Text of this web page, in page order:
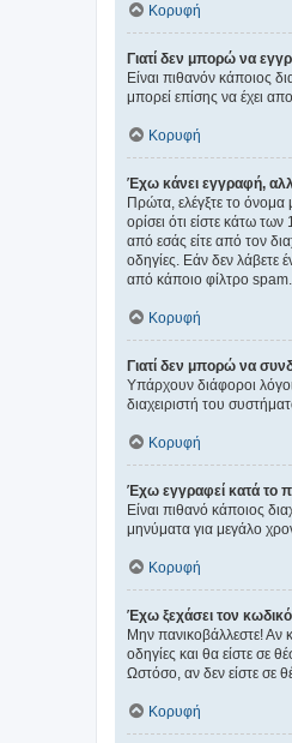
Κορυφή
Γιατί δεν μπορώ να
Είναι πιθανόν κάποιος
μπορεί επίσης να έχει
Κορυφή
Έχω κάνει εγγραφή,
Πρώτα, ελέγξτε το όνομα
ορίσει ότι είστε κάτω
από εσάς είτε από τον
οδηγίες. Εάν δεν λάβετε
από κάποιο φίλτρο spam.
Κορυφή
Γιατί δεν μπορώ να
Υπάρχουν διάφοροι
διαχειριστή του
Κορυφή
Έχω εγγραφεί κατά το
Είναι πιθανό κάποιος
μηνύματα για μεγάλο
Κορυφή
Έχω ξεχάσει τον
Μην πανικοβάλλεστε! Αν
οδηγίες και θα είστε σε
Ωστόσο, αν δεν είστε σε
Κορυφή